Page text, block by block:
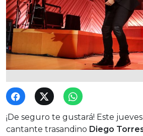
¡De seguro te gustará! Este
cantante trasandino Diego